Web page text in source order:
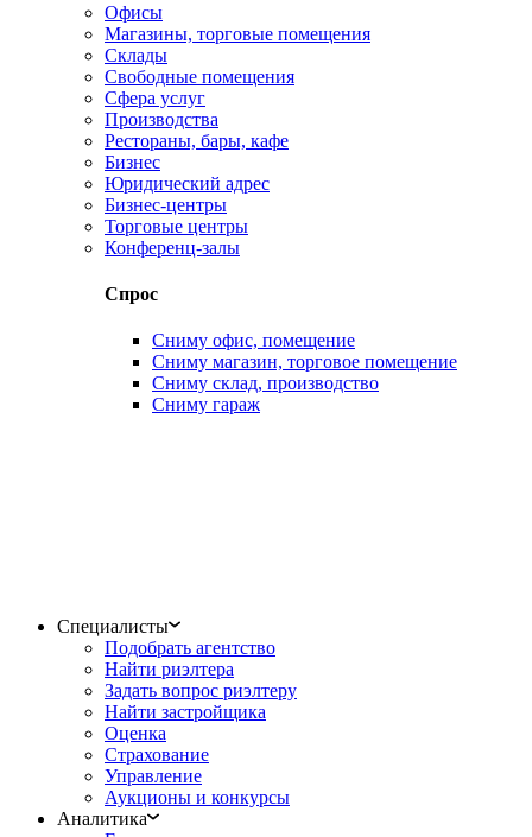
Офисы
Магазины, торговые помещения
Склады
Свободные помещения
Сфера услуг
Производства
Рестораны, бары, кафе
Бизнес
Юридический адрес
Бизнес-центры
Торговые центры
Конференц-залы
Спрос
Сниму офис, помещение
Сниму магазин, торговое помещение
Сниму склад, производство
Сниму гараж
Специалисты
Подобрать агентство
Найти риэлтера
Задать вопрос риэлтеру
Найти застройщика
Оценка
Страхование
Управление
Аукционы и конкурсы
Аналитика